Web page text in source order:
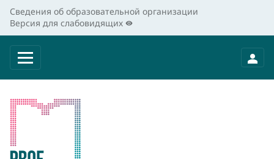
Сведения об образовательной организации
Версия для слабовидящих